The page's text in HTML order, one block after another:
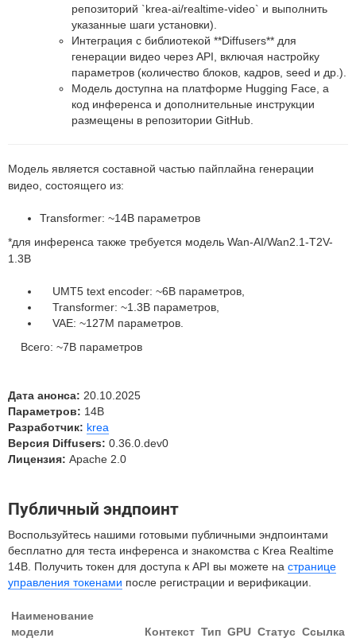
репозиторий `krea-ai/realtime-video` и выполнить
указанные шаги установки).
Интеграция с библиотекой **Diffusers** для
генерации видео через API, включая настройку
параметров (количество блоков, кадров, seed и др.).
Модель доступна на платформе Hugging Face, а
код инференса и дополнительные инструкции
размещены в репозитории GitHub.
Модель является составной частью пайплайна генерации
видео, состоящего из:
Transformer: ~14B параметров
*для инференса также требуется модель Wan-AI/Wan2.1-T2V-
1.3B
UMT5 text encoder: ~6B параметров,
Transformer: ~1.3B параметров,
VAE: ~127M параметров.
Всего: ~7B параметров
Дата анонса: 20.10.2025
Параметров: 14B
Разработчик: krea
Версия Diffusers: 0.36.0.dev0
Лицензия: Apache 2.0
Публичный эндпоинт
Воспользуйтесь нашими готовыми публичными эндпоинтами
бесплатно для теста инференса и знакомства с Krea Realtime
14B. Получить токен для доступа к API вы можете на странице
управления токенами после регистрации и верификации.
Наименование
модели
Контекст Тип GPU Статус Ссылка